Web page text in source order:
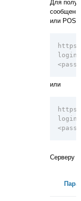
Для
или
login=
или
login=
Серверу